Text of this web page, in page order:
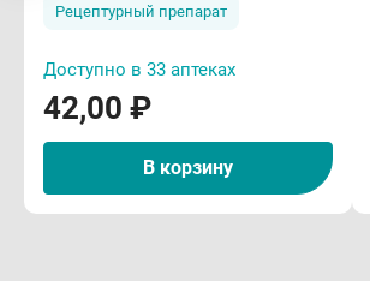
Рецептурный препарат
Доступно в 33 аптеках
42,00 ₽
В корзину